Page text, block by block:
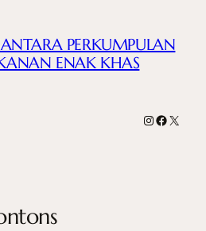
PERKUMPULAN
ENAK KHAS
Instagram
X